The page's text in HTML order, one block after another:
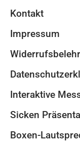
Kontakt
Impressum
Interaktive
Sicken
Boxen-